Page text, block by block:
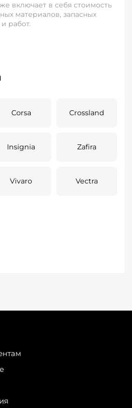
включает в себя стоимость
материалов, запасных
работ.
Corsa Crossland
Insignia Zafira
Vivaro Vectra